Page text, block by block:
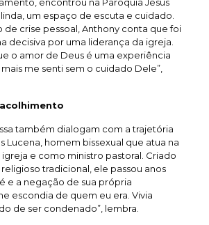
um espaço de escuta e cuidado.
de crise pessoal, Anthony conta que foi
decisiva por uma liderança da igreja.
o amor de Deus é uma experiência
me senti sem o cuidado Dele”,
também dialogam com a trajetória
Lucena, homem bissexual que atua na
e como ministro pastoral. Criado
tradicional, ele passou anos
e a negação de sua própria
escondia de quem eu era. Vivia
de ser condenado”, lembra.